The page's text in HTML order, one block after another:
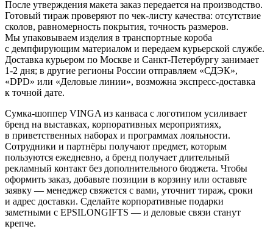
После утверждения макета заказ передается на производство.
Готовый тираж проверяют по чек-листу качества: отсутствие
сколов, равномерность покрытия, точность размеров.
Мы упаковываем изделия в транспортные короба
с демпфирующим материалом и передаем курьерской службе.
Доставка курьером по Москве и Санкт-Петербургу занимает
1-2 дня; в другие регионы России отправляем «СДЭК»,
«DPD» или «Деловые линии», возможна экспресс-доставка
к точной дате.
Сумка-шоппер VINGA из канваса с логотипом усиливает
бренд на выставках, корпоративных мероприятиях,
в приветственных наборах и программах лояльности.
Сотрудники и партнёры получают предмет, которым
пользуются ежедневно, а бренд получает длительный
рекламный контакт без дополнительного бюджета. Чтобы
оформить заказ, добавьте позиции в корзину или оставьте
заявку — менеджер свяжется с вами, уточнит тираж, сроки
и адрес доставки. Сделайте корпоративные подарки
заметными с EPSILONGIFTS — и деловые связи станут
крепче.